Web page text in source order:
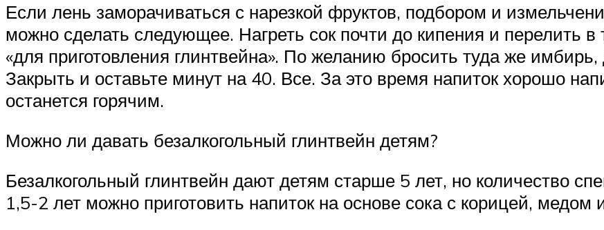
Если лень заморачиваться с нарезкой фруктов, подбором и
можно сделать следующее. Нагреть сок почти до кипения и перелить
«для приготовления глинтвейна». По желанию бросить туда же
Закрыть и оставьте минут на 40. Все. За это время напиток хорошо
останется горячим.
Можно ли давать безалкогольный глинтвейн детям?
Безалкогольный глинтвейн дают детям старше 5 лет, но количество
1,5-2 лет можно приготовить напиток на основе сока с корицей,